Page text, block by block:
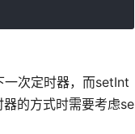
次定时器，而setInt
的方式时需要考虑se